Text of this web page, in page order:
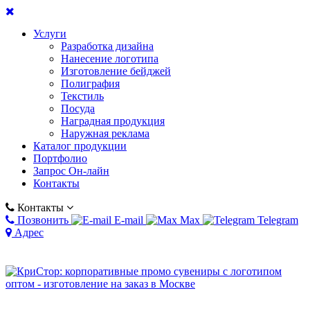
Услуги
Разработка дизайна
Нанесение логотипа
Изготовление бейджей
Полиграфия
Текстиль
Посуда
Наградная продукция
Наружная реклама
Каталог продукции
Портфолио
Запрос Он-лайн
Контакты
Контакты
Позвонить
E-mail Max
Telegram
Адрес